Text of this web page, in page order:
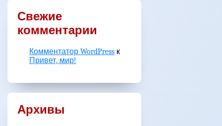
Свежие
комментарии
Комментатор WordPress к
Привет, мир!
Архивы